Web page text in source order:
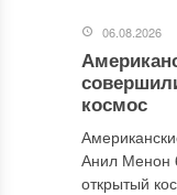
06.08.2026
космос
Анил Менон
открытый